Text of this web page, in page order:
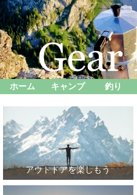
ホーム キャンプ 釣り
アウトドアを楽しもう